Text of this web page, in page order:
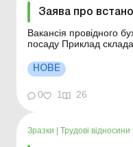
Заява про
Вакансія провідного
посаду Приклад
НОВЕ
0 1 26
Зразки | Трудові